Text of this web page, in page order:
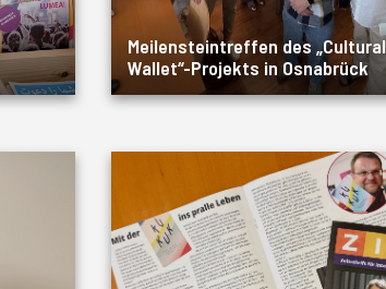
Meilensteintreffen des „Cultural
Wallet“-Projekts in Osnabrück